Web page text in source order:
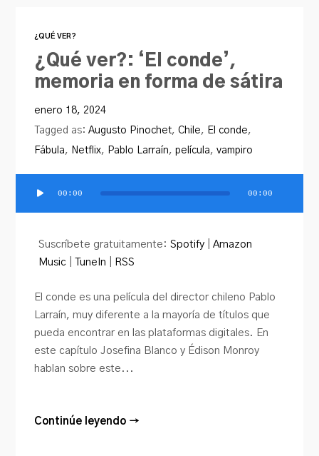
¿QUÉ VER?
¿Qué ver?: ‘El conde’,
memoria en forma de sátira
enero 18, 2024
Tagged as:Augusto Pinochet,Chile, El conde,
Fábula, Netflix, Pablo Larraín,película,vampiro
Reproductor
00:00 00:00
Suscríbete gratuitamente:Spotify |Amazon
Music
TuneIn RSS
El conde es una película del director chileno Pablo
Larraín, muy diferente a la mayoría de títulos que
pueda encontrar en las plataformas digitales. En
este capítulo Josefina Blanco y Édison Monroy
hablan sobre este...
Continúe leyendo →